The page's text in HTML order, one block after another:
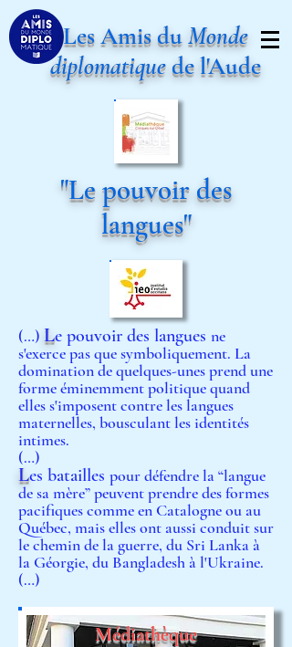
Les Amis duMonde
diplomatiquede l'Aude
"Le pouvoir des
langues"
(…) Le pouvoir des langues ne
s'exerce pas que symboliquement. La
domination de quelques-unes prend une
forme éminemment politique quand
elles s'imposent contre les langues
maternelles, bousculant les identités
intimes.
(…)
Les batailles pour défendre la “langue
de sa mère” peuvent prendre des formes
pacifiques comme en Catalogne ou au
Québec, mais elles ont aussi conduit sur
le chemin de la guerre, du Sri Lanka à
la Géorgie, du Bangladesh à l'Ukraine.
(…)
Médiathèque